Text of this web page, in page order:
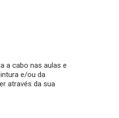
a cabo nas aulas e
e/ou da
através da sua